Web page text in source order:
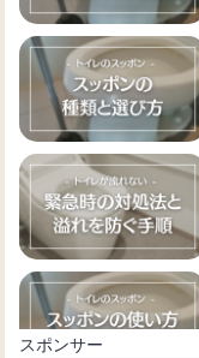
スポンサー